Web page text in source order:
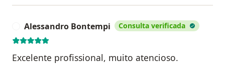
Alessandro Bontempi Consulta verificada
Excelente profissional, muito atencioso.